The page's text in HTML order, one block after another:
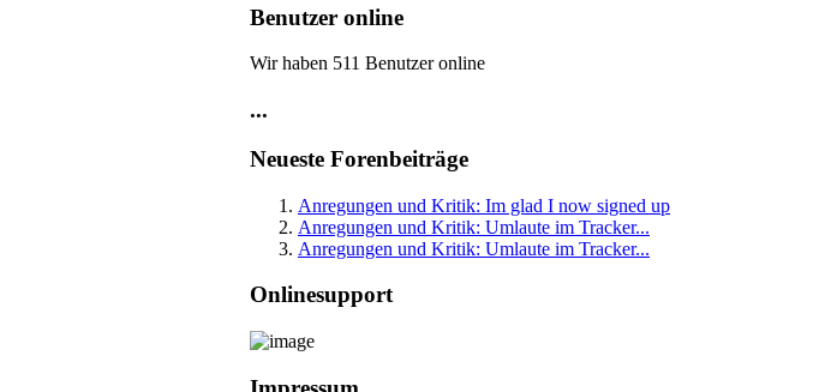
Benutzer online
Wir haben 511 Benutzer online
...
Neueste Forenbeiträge
Anregungen und Kritik: Im glad I now signed up
Anregungen und Kritik: Umlaute im Tracker...
Anregungen und Kritik: Umlaute im Tracker...
Onlinesupport